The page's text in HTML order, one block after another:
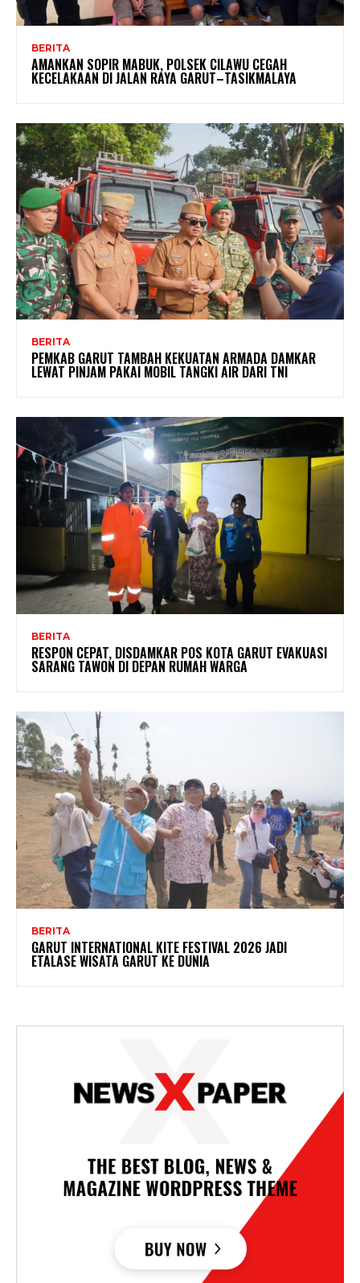
BERITA
AMANKAN SOPIR MABUK, POLSEK CILAWU CEGAH
KECELAKAAN DI JALAN RAYA GARUT–TASIKMALAYA
BERITA
PEMKAB GARUT TAMBAH KEKUATAN ARMADA DAMKAR
LEWAT PINJAM PAKAI MOBIL TANGKI AIR DARI TNI
BERITA
RESPON CEPAT, DISDAMKAR POS KOTA GARUT EVAKUASI
SARANG TAWON DI DEPAN RUMAH WARGA
BERITA
GARUT INTERNATIONAL KITE FESTIVAL 2026 JADI
ETALASE WISATA GARUT KE DUNIA